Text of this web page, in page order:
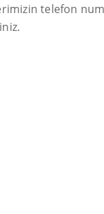
telefon